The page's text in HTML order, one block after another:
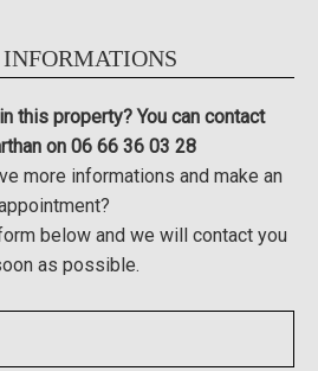
this property? You can contact
on 06 66 36 03 28
more informations and make an
below and we will contact you
as possible.